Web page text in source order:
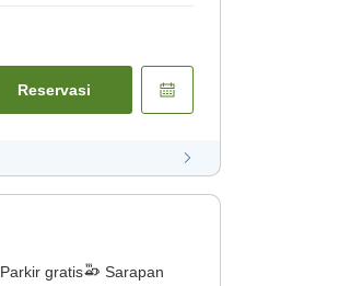
Reservasi
Parkir gratis Sarapan